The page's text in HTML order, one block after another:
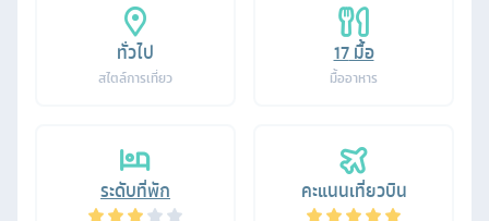
ทั่วไป
สไตล์การเที่ยว
17มื้อ
มื้ออาหาร
ระดับที่พัก คะแนนเที่ยวบิน